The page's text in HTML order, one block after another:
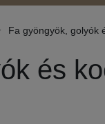
Fa gyöngyök, golyók
és